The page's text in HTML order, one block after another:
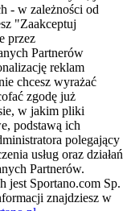
- w zależności od
"Zaakceptuj
przez
Partnerów
reklam
chcesz wyrażać
zgodę już
w jakim pliki
podstawą ich
polegający
usług oraz działań
Partnerów.
jest Sportano.com Sp.
znajdziesz w